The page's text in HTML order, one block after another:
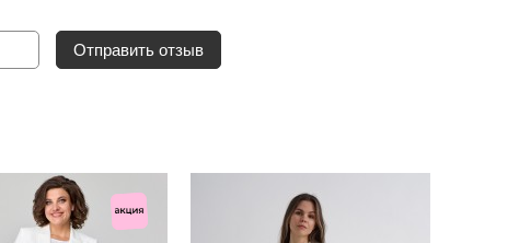
Отправить отзыв